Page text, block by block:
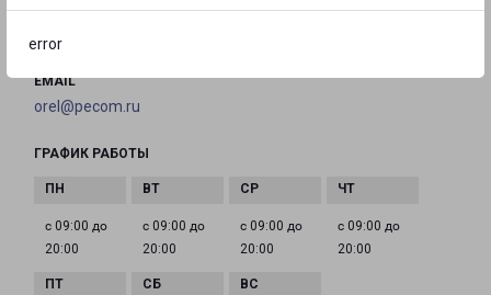
error
ТЕЛЕФОН
EMAIL
orel@pecom.ru
ГРАФИК РАБОТЫ
с 09:00 до
20:00
с 09:00 до
20:00
с 09:00 до
20:00
с 09:00 до
20:00